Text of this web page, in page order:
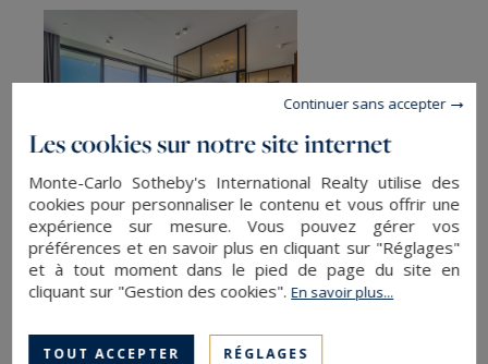
Crédit photo : Malta Sotheby's Realty
Des aménagements intérieurs
d'exception.
Les cookies sur notre site internet
Monte-Carlo Sotheby's International Realty utilise des
cookies pour personnaliser le contenu et vous offrir une
expérience sur mesure. Vous pouvez gérer vos
préférences et en savoir plus en cliquant sur "Réglages"
et à tout moment dans le pied de page du site en
cliquant sur "Gestion des cookies".En savoir plus...
TOUT ACCEPTER RÉGLAGES
Continuer sans accepter